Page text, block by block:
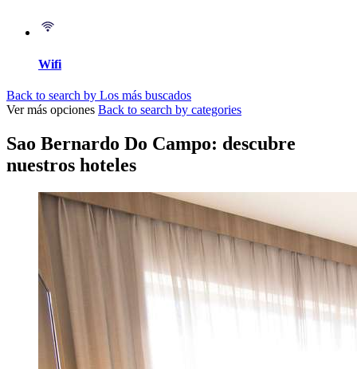
Wifi
Back to search by Los más buscados
Ver más opciones Back to search by categories
Sao Bernardo Do Campo: descubre
nuestros hoteles